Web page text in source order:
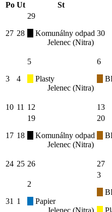
Po Ut St
27 28
29
Komunálny odpad
Jelenec (Nitra)
30
3 4
5
Plasty
Jelenec (Nitra)
6
10 11 12 13
17 18
19
Komunálny odpad
Jelenec (Nitra)
20
24 25 26 27
31 1
2
Papier
3